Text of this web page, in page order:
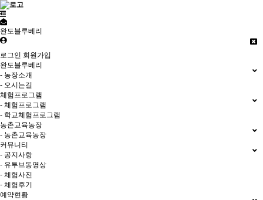
완도블루베리
로그인 회원가입
완도블루베리
- 농장소개
- 오시는길
체험프로그램
- 체험프로그램
- 학교체험프로그램
농촌교육농장
- 농촌교육농장
커뮤니티
- 공지사항
- 유투브동영상
- 체험사진
- 체험후기
예약현황